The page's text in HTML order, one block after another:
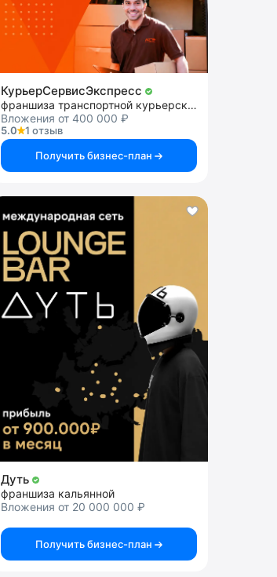
КурьерСервисЭкспресс
франшиза транспортной курьерской службы
Вложения от 400 000 ₽
5.0
1 отзыв
Получить бизнес-план
Дуть
франшиза кальянной
Вложения от 20 000 000 ₽
Получить бизнес-план